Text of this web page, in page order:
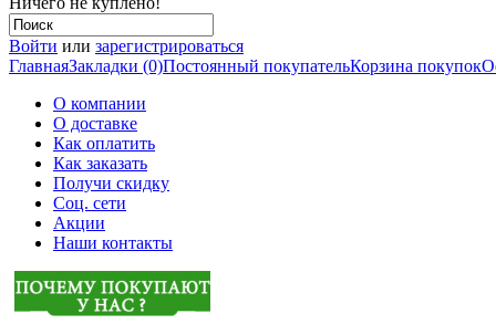
Войти или зарегистрироваться
ГлавнаяЗакладки (0)Постоянный покупательКорзина покупок
О компании
О доставке
Как оплатить
Как заказать
Получи скидку
Соц. сети
Акции
Наши контакты